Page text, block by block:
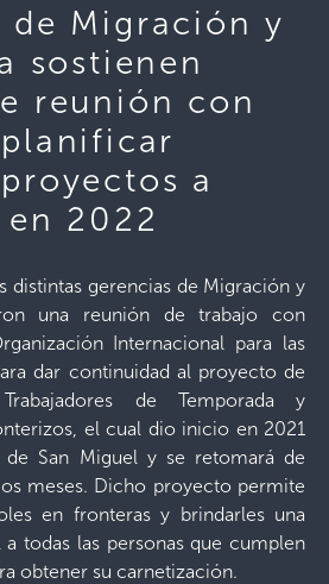
de Migración y
sostienen
reunión con
a
2022
distintas gerencias de Migración y
una reunión de trabajo con
Internacional para las
dar continuidad al proyecto de
de Temporada y
el cual dio inicio en 2021
San Miguel y se retomará de
meses. Dicho proyecto permite
en fronteras y brindarles una
todas las personas que cumplen
obtener su carnetización.